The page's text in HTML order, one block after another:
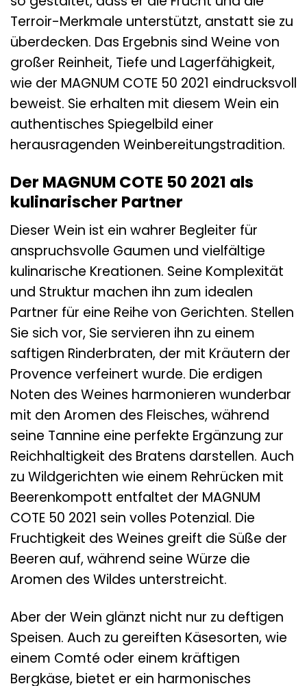
Terroir-Merkmale unterstützt, anstatt sie zu
überdecken. Das Ergebnis sind Weine von
großer Reinheit, Tiefe und Lagerfähigkeit,
wie der MAGNUM COTE 50 2021 eindrucksvoll
beweist. Sie erhalten mit diesem Wein ein
authentisches Spiegelbild einer
herausragenden Weinbereitungstradition.
Der MAGNUM COTE 50 2021 als
kulinarischer Partner
Dieser Wein ist ein wahrer Begleiter für
anspruchsvolle Gaumen und vielfältige
kulinarische Kreationen. Seine Komplexität
und Struktur machen ihn zum idealen
Partner für eine Reihe von Gerichten. Stellen
Sie sich vor, Sie servieren ihn zu einem
saftigen Rinderbraten, der mit Kräutern der
Provence verfeinert wurde. Die erdigen
Noten des Weines harmonieren wunderbar
mit den Aromen des Fleisches, während
seine Tannine eine perfekte Ergänzung zur
Reichhaltigkeit des Bratens darstellen. Auch
zu Wildgerichten wie einem Rehrücken mit
Beerenkompott entfaltet der MAGNUM
COTE 50 2021 sein volles Potenzial. Die
Fruchtigkeit des Weines greift die Süße der
Beeren auf, während seine Würze die
Aromen des Wildes unterstreicht.
Aber der Wein glänzt nicht nur zu deftigen
Speisen. Auch zu gereiften Käsesorten, wie
einem Comté oder einem kräftigen
Bergkäse, bietet er ein harmonisches